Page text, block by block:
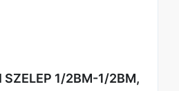
SZELEP 1/2BM-1/2BM,